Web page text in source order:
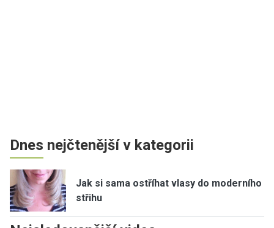
Dnes nejčtenější v kategorii
Jak si sama ostříhat vlasy do moderního
střihu